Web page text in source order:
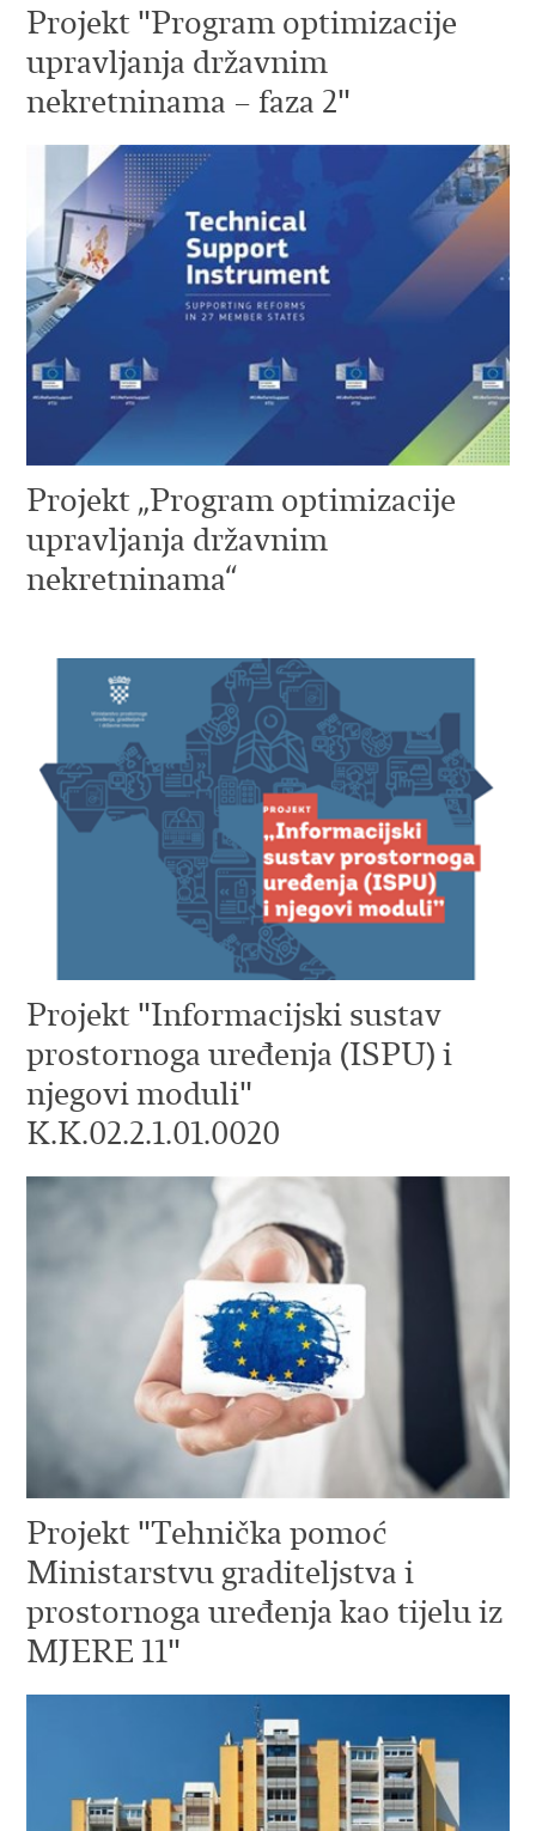
Projekt "Program optimizacije
upravljanja državnim
nekretninama – faza 2"
Projekt „Program optimizacije
upravljanja državnim
nekretninama“
Projekt "Informacijski sustav
prostornoga uređenja (ISPU) i
njegovi moduli"
K.K.02.2.1.01.0020
Projekt "Tehnička pomoć
Ministarstvu graditeljstva i
prostornoga uređenja kao tijelu iz
MJERE 11"